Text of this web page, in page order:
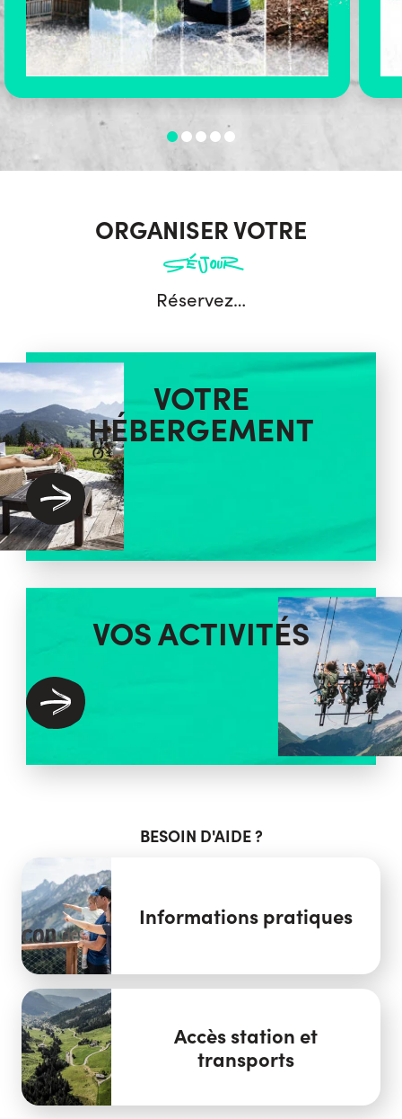
ORGANISER VOTRE
Séjour
Réservez…
VOTRE
HÉBERGEMENT
VOS ACTIVITÉS
BESOIN D'AIDE ?
Informations pratiques
Accès station et
transports